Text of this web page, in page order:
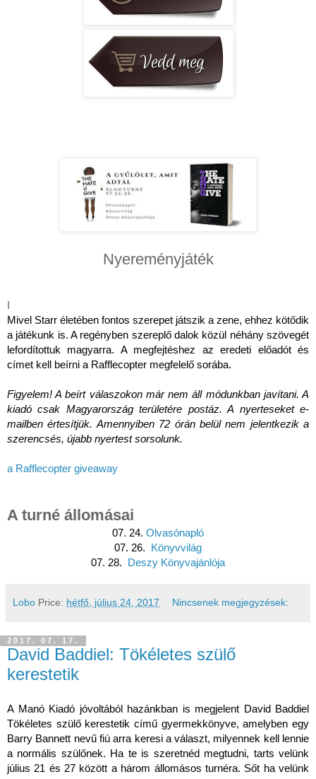
Nyereményjáték
Mivel Starr életében fontos szerepet játszik a zene, ehhez kötődik
a játékunk is. A regényben szereplő dalok közül néhány szövegét
lefordítottuk magyarra. A megfejtéshez az eredeti előadót és
címet kell beírni a Rafflecopter megfelelő sorába.
Figyelem! A beírt válaszokon már nem áll módunkban javítani. A
kiadó csak Magyarország területére postáz. A nyerteseket e-
mailben értesítjük. Amennyiben 72 órán belül nem jelentkezik a
szerencsés, újabb nyertest sorsolunk.
a Rafflecopter giveaway
A turné állomásai
07. 24. Olvasónapló
07. 26.
Könyvvilág
07. 28.
Deszy Könyvajánlója
Lobo Price: hétfő, július 24, 2017 Nincsenek megjegyzések:
2017. 07. 17.
David Baddiel: Tökéletes szülő
kerestetik
A Manó Kiadó jóvoltából hazánkban is megjelent David Baddiel
Tökéletes szülő kerestetik című gyermekkönyve, amelyben egy
Barry Bannett nevű fiú arra keresi a választ, milyennek kell lennie
a normális szülőnek. Ha te is szeretnéd megtudni, tarts velünk
július 21 és 27 között a három állomásos turnéra. Sőt ha velünk